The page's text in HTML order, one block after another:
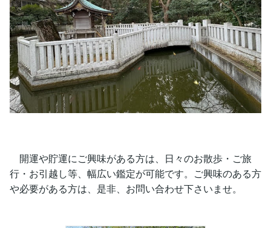
開運や貯運にご興味がある方は、日々のお散歩・ご旅
行・お引越し等、幅広い鑑定が可能です。ご興味のある方
や必要がある方は、是非、お問い合わせ下さいませ。